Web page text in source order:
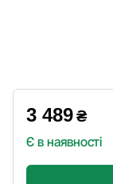
3 489₴
Є в наявності